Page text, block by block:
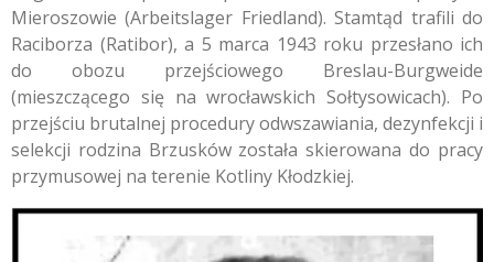
Mieroszowie (Arbeitslager Friedland). Stamtąd trafili do
Raciborza (Ratibor), a 5 marca 1943 roku przesłano ich
do obozu przejściowego Breslau-Burgweide
(mieszczącego się na wrocławskich Sołtysowicach). Po
przejściu brutalnej procedury odwszawiania, dezynfekcji i
selekcji rodzina Brzusków została skierowana do pracy
przymusowej na terenie Kotliny Kłodzkiej.